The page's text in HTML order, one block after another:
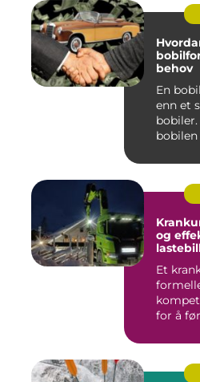
behov
En
enn et
bobilen
Krankurs g8
og
Et
for å